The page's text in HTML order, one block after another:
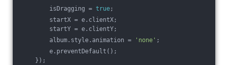
isDragging = true;
startX = e.clientX;
startY = e.clientY;
album.style.animation =
'none' ;
e.preventDefault();
});